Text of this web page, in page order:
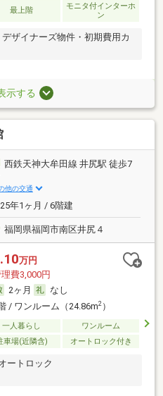
最上階
モニタ付インターホ
ン
ザイナーズ物件・初期費用カ
示する
西鉄天神大牟田線 井尻駅 徒歩7
他の交通
年1ヶ月 / 6階建
福岡県福岡市南区井尻４
万円
費3,000円
2ヶ月
なし
/ ワンルーム（24.86m2）
一人暮らし
ワンルーム
車場(近隣含) オートロック付き
ートロック